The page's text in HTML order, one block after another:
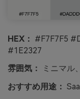
HEX： #F7F7F5
#1E2327
雰囲気：
ミニマル
おすすめ用途：